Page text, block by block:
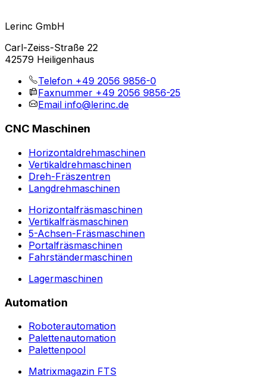
Lerinc GmbH
Carl-Zeiss-Straße 22
42579 Heiligenhaus
Telefon +49 2056 9856-0
Faxnummer +49 2056 9856-25
Email info@lerinc.de
CNC Maschinen
Horizontaldrehmaschinen
Vertikaldrehmaschinen
Dreh-Fräszentren
Langdrehmaschinen
Horizontalfräsmaschinen
Vertikalfräsmaschinen
5-Achsen-Fräsmaschinen
Portalfräsmaschinen
Fahrständermaschinen
Lagermaschinen
Automation
Roboterautomation
Palettenautomation
Palettenpool
Matrixmagazin FTS